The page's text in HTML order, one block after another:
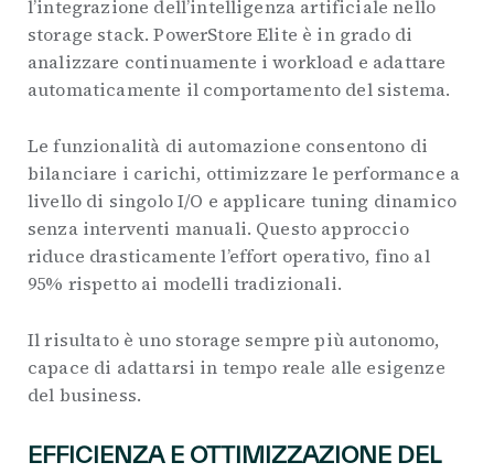
l’integrazione dell’intelligenza artificiale nello
storage stack. PowerStore Elite è in grado di
analizzare continuamente i workload e adattare
automaticamente il comportamento del sistema.
Le funzionalità di automazione consentono di
bilanciare i carichi, ottimizzare le performance a
livello di singolo I/O e applicare tuning dinamico
senza interventi manuali. Questo approccio
riduce drasticamente l’effort operativo, fino al
95% rispetto ai modelli tradizionali.
Il risultato è uno storage sempre più autonomo,
capace di adattarsi in tempo reale alle esigenze
del business.
EFFICIENZA E OTTIMIZZAZIONE DEL